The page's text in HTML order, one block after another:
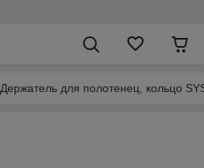
Держатель для полотенец, кольцо